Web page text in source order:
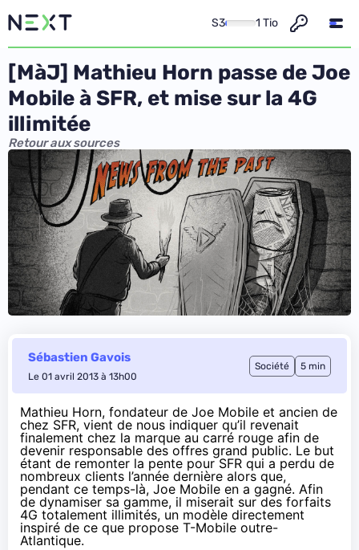
S3 1 Tio
[MàJ] Mathieu Horn passe de Joe
Mobile à SFR, et mise sur la 4G
illimitée
Retour aux sources
Sébastien Gavois
Le 01 avril 2013 à 13h00
Société 5 min
Mathieu Horn, fondateur de Joe Mobile et ancien de
chez SFR, vient de nous indiquer qu’il revenait
finalement chez la marque au carré rouge afin de
devenir responsable des offres grand public. Le but
étant de remonter la pente pour SFR qui a perdu de
nombreux clients l’année dernière alors que,
pendant ce temps-là, Joe Mobile en a gagné. Afin
de dynamiser sa gamme, il miserait sur des forfaits
4G totalement illimités, un modèle directement
inspiré de ce que propose T-Mobile outre-
Atlantique.